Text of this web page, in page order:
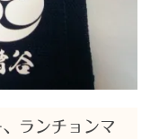
ランチョンマ